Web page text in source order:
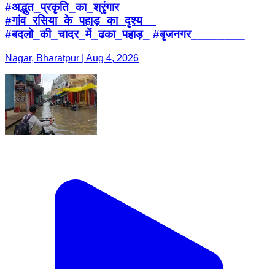
#अद्भुत_प्रकृति_का_श्रृंगार
#गांव_रसिया_के_पहाड़_का_दृश्य__
#बदलो_की_चादर_में_ढका_पहाड़_ #बृजनगर________
Nagar, Bharatpur | Aug 4, 2026